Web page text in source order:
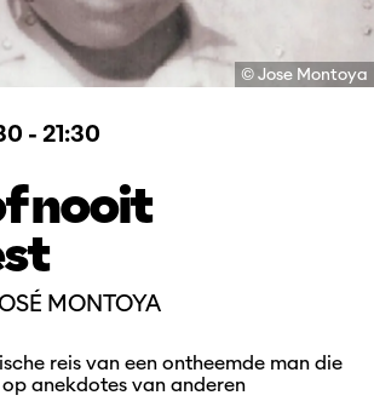
© Jose Montoya
nooit
MONTOYA
- 21:30
reis van een ontheemde man die
anekdotes van anderen